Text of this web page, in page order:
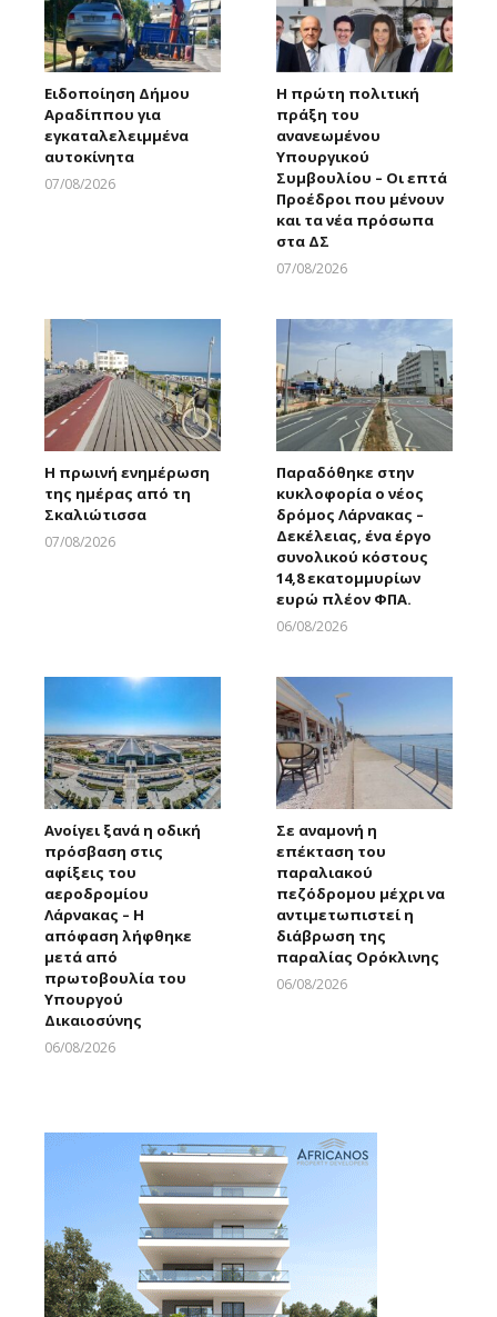
Ειδοποίηση Δήμου
Αραδίππου για
εγκαταλελειμμένα
αυτοκίνητα
07/08/2026
Η πρώτη πολιτική
πράξη του
ανανεωμένου
Υπουργικού
Συμβουλίου – Οι επτά
Προέδροι που μένουν
και τα νέα πρόσωπα
στα ΔΣ
07/08/2026
Η πρωινή ενημέρωση
της ημέρας από τη
Σκαλιώτισσα
07/08/2026
Παραδόθηκε στην
κυκλοφορία ο νέος
δρόμος Λάρνακας –
Δεκέλειας, ένα έργο
συνολικού κόστους
14,8 εκατομμυρίων
ευρώ πλέον ΦΠΑ.
06/08/2026
Ανοίγει ξανά η οδική
πρόσβαση στις
αφίξεις του
αεροδρομίου
Λάρνακας – Η
απόφαση λήφθηκε
μετά από
πρωτοβουλία του
Υπουργού
Δικαιοσύνης
06/08/2026
Σε αναμονή η
επέκταση του
παραλιακού
πεζόδρομου μέχρι να
αντιμετωπιστεί η
διάβρωση της
παραλίας Ορόκλινης
06/08/2026